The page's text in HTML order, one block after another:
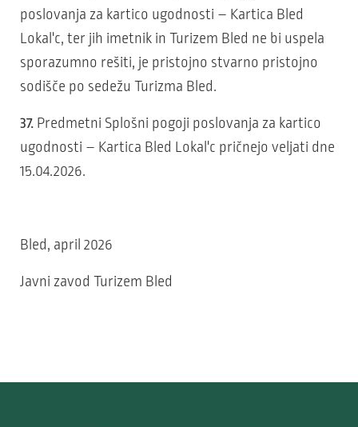
poslovanja za kartico ugodnosti – Kartica Bled
Lokal'c, ter jih imetnik in Turizem Bled ne bi uspela
sporazumno rešiti, je pristojno stvarno pristojno
sodišče po sedežu Turizma Bled.
37. Predmetni Splošni pogoji poslovanja za kartico
ugodnosti – Kartica Bled Lokal'c pričnejo veljati dne
15.04.2026.
Bled, april 2026
Javni zavod Turizem Bled